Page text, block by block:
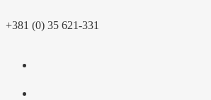
to
+381 (0) 35 621-331